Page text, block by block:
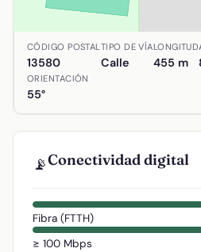
Ubicación de Avenida de la
CÓDIGO POSTAL
13580
TIPO DE VÍA
Calle
LONGITUD
455 m
ORIENTACIÓN
55°
📡Conectividad digital
Fibra (FTTH)
≥ 100 Mbps